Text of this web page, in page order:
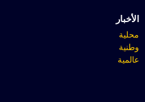
الأخبار
محلية
وطنية
عالمية